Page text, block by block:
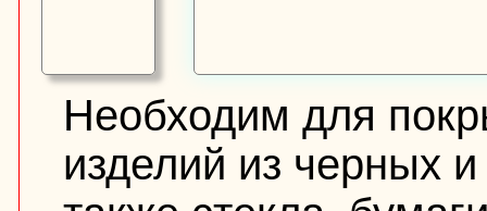
Необходим для
изделий из черных